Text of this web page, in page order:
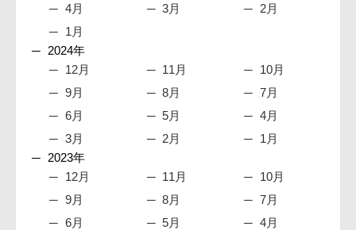
4月
3月
2月
1月
2024年
12月
11月
10月
9月
8月
7月
6月
5月
4月
3月
2月
1月
2023年
12月
11月
10月
9月
8月
7月
6月
5月
4月